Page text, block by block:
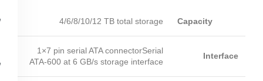
Capacity
4/6/8/10/12 TB total storage
Interface
1×7 pin serial ATA connectorSerial
ATA-600 at 6 GB/s storage interface